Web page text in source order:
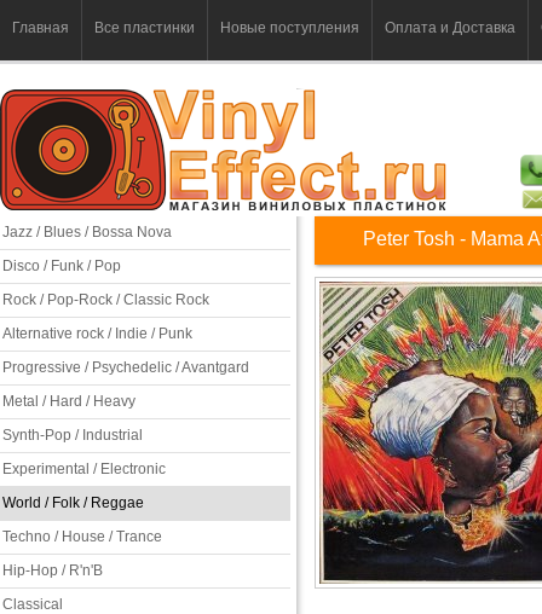
Главная Все пластинки Новые поступления Оплата и Доставка
Jazz / Blues / Bossa Nova
Disco / Funk / Pop
Rock / Pop-Rock / Classic Rock
Alternative rock / Indie / Punk
Progressive / Psychedelic / Avantgard
Metal / Hard / Heavy
Synth-Pop / Industrial
Experimental / Electronic
World / Folk / Reggae
Techno / House / Trance
Hip-Hop / R'n'B
Classical
Peter Tosh - Mama